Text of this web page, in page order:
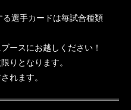
選手カードは毎試合種類
ースにお越しください！
りとなります。
れます。